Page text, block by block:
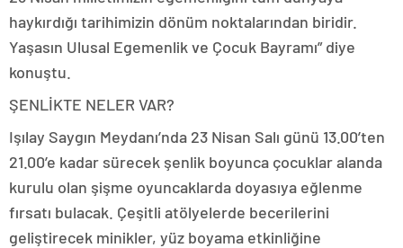
haykırdığı tarihimizin dönüm noktalarından biridir.
Yaşasın Ulusal Egemenlik ve Çocuk Bayramı” diye
konuştu.
ŞENLİKTE NELER VAR?
Işılay Saygın Meydanı’nda 23 Nisan Salı günü 13.00’ten
21.00’e kadar sürecek şenlik boyunca çocuklar alanda
kurulu olan şişme oyuncaklarda doyasıya eğlenme
fırsatı bulacak. Çeşitli atölyelerde becerilerini
geliştirecek minikler, yüz boyama etkinliğine